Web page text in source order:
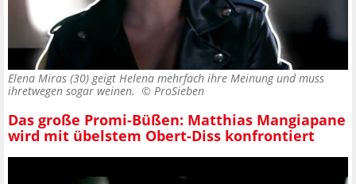
Elena Miras (30) geigt Helena mehrfach ihre Meinung und muss
ihretwegen sogar weinen. © ProSieben
Das große Promi-Büßen: Matthias Mangiapane
wird mit übelstem Obert-Diss konfrontiert